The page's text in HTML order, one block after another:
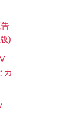
)
カ